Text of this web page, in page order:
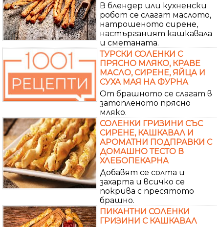
В блендер или кухненски
робот се слагат маслото,
натрошеното сирене,
настърганият кашкавала
и сметаната.
ТУРСКИ СОЛЕНКИ С
ПРЯСНО МЛЯКО, КРАВЕ
МАСЛО, СИРЕНЕ, ЯЙЦА И
СУХА МАЯ НА ФУРНА
От брашното се слагат в
затопленото прясно
мляко.
СОЛЕНКИ ГРИЗИНИ СЪС
СИРЕНЕ, КАШКАВАЛ И
АРОМАТНИ ПОДПРАВКИ С
ДОМАШНО ТЕСТО В
ХЛЕБОПЕКАРНА
Добавят се солта и
захарта и всичко се
покрива с пресятото
брашно.
ПИКАНТНИ СОЛЕНКИ
ГРИЗИНИ С КАШКАВАЛ